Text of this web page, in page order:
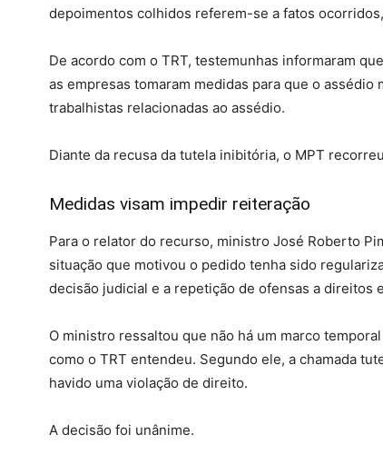
depoimentos colhidos referem-se a fatos
De acordo com o TRT, testemunhas informaram
as empresas tomaram medidas para que o
trabalhistas relacionadas ao assédio.
Diante da recusa da tutela inibitória, o MPT
Medidas visam impedir reiteração
Para o relator do recurso, ministro José Roberto
situação que motivou o pedido tenha sido
decisão judicial e a repetição de ofensas a direitos
O ministro ressaltou que não há um marco
como o TRT entendeu. Segundo ele, a chamada
havido uma violação de direito.
A decisão foi unânime.